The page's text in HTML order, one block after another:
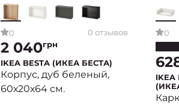
0 0 отзывов
2 040грн
IKEA BESTA (ИКЕА БЕСТА)
Корпус, дуб беленый,
60х20х64 см.
0
IKEA